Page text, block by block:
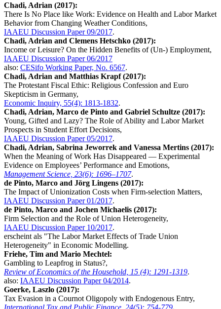
Chadi, Adrian (2017):
There Is No Place like Work: Evidence on Health and Labor Market
Behavior from Changing Weather Conditions,
IAAEU Discussion Paper 09/2017.
Chadi, Adrian and Clemens Hetschko (2017):
Income or Leisure? On the Hidden Benefits of (Un-) Employment,
IAAEU Discussion Paper 06/2017
also: CESifo Working Paper, No. 6567.
Chadi, Adrian and Matthias Krapf (2017):
The Protestant Fiscal Ethic: Religious Confession and Euro
Skepticism in Germany,
Economic Inquiry, 55(4): 1813-1832.
Chadi, Adrian, Marco de Pinto and Gabriel Schultze (2017):
Young, Gifted and Lazy? The Role of Ability and Labor Market
Prospects in Student Effort Decisions,
IAAEU Discussion Paper 05/2017.
Chadi, Adrian, Sabrina Jeworrek and Vanessa Mertins (2017):
When the Meaning of Work Has Disappeared — Experimental
Evidence on Employees’ Performance and Emotions,
Management Science, 23(6): 1696–1707.
de Pinto, Marco and Jörg Lingens (2017):
The Impact of Unionization Costs when Firm-selection Matters,
IAAEU Discussion Paper 01/2017.
de Pinto, Marco and Jochen Michaelis (2017):
Firm Selection and the Role of Union Heterogeneity,
IAAEU Discussion Paper 10/2017.
erscheint als "The Labor Market Effects of Trade Union
Heterogeneity" in Economic Modelling.
Friehe, Tim and Mario Mechtel:
Gambling to Leapfrog in Status?,
Review of Economics of the Household, 15 (4): 1291-1319.
also: IAAEU Discussion Paper 04/2014.
Goerke, Laszlo (2017):
Tax Evasion in a Cournot Oligopoly with Endogenous Entry,
International Tax and Public Finance, 24(5): 754-779.